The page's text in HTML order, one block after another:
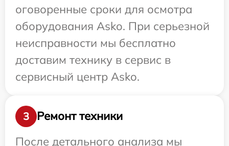
оговоренные сроки для осмотра
оборудования Asko. При серьезной
неисправности мы бесплатно
доставим технику в сервис в
сервисный центр Asko.
3
Ремонт техники
После детального анализа мы